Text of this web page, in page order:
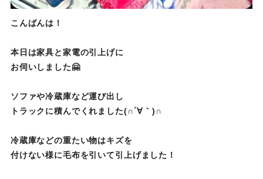
こんばんは！
本日は家具と家電の引上げに
お伺いしました🤗
ソファや冷蔵庫など運び出し
トラックに積んでくれました(∩´∀｀)∩
冷蔵庫などの重たい物はキズを
付けない様に毛布を引いて引上げました！